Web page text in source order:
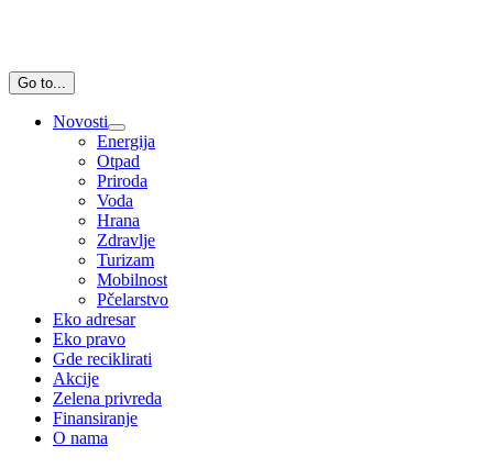
Go to...
Novosti
Energija
Otpad
Priroda
Voda
Hrana
Zdravlje
Turizam
Mobilnost
Pčelarstvo
Eko adresar
Eko pravo
Gde reciklirati
Akcije
Zelena privreda
Finansiranje
O nama